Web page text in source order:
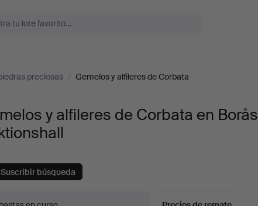
preciosas / Gemelos y alfileres de Corbata
y alfileres de Corbata en Borås
Suscribir búsqueda